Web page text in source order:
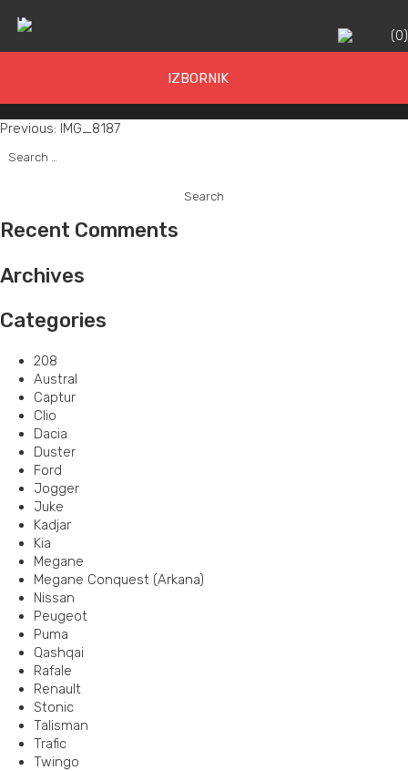
IZBORNIK
(0)
IMG_8187
Post
navigation
Previous: IMG_8187
for:
Recent Comments
Archives
Categories
208
Austral
Captur
Clio
Dacia
Duster
Ford
Jogger
Juke
Kadjar
Kia
Megane
Megane Conquest (Arkana)
Nissan
Peugeot
Puma
Qashqai
Rafale
Renault
Stonic
Talisman
Trafic
Twingo